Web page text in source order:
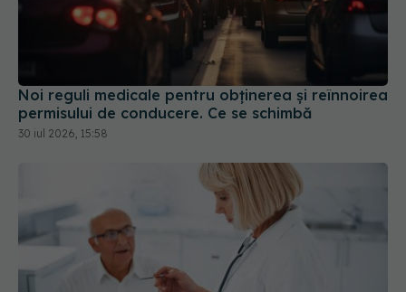
Noi reguli medicale pentru obținerea și reînnoirea
permisului de conducere. Ce se schimbă
30 iul 2026, 15:58